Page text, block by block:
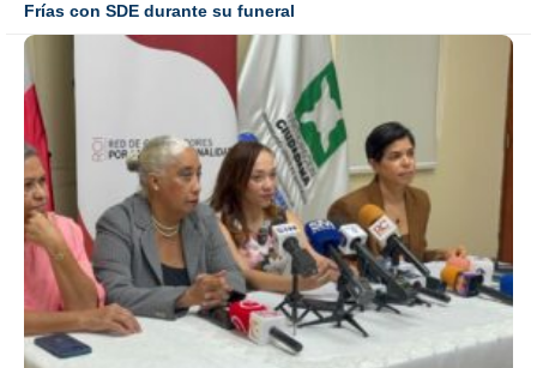
Frías con SDE durante su funeral